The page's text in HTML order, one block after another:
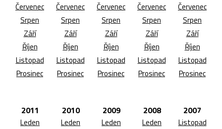
Červenec
Srpen
Září
Říjen
Listopad
Prosinec
Červenec
Srpen
Září
Říjen
Listopad
Prosinec
Červenec
Srpen
Září
Říjen
Listopad
Prosinec
Červenec
Srpen
Září
Říjen
Listopad
Prosinec
Červenec
Srpen
Září
Říjen
Listopad
Prosinec
2011
Leden
2010
Leden
2009
Leden
2008
Leden
2007
Listopad